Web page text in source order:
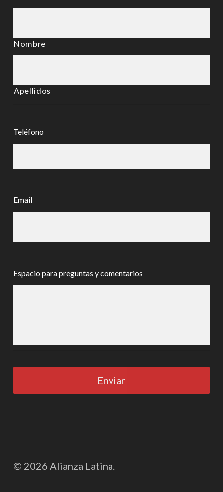
Nombre
Apellidos
Teléfono
Email
Espacio para preguntas y comentarios
© 2026 Alianza Latina.